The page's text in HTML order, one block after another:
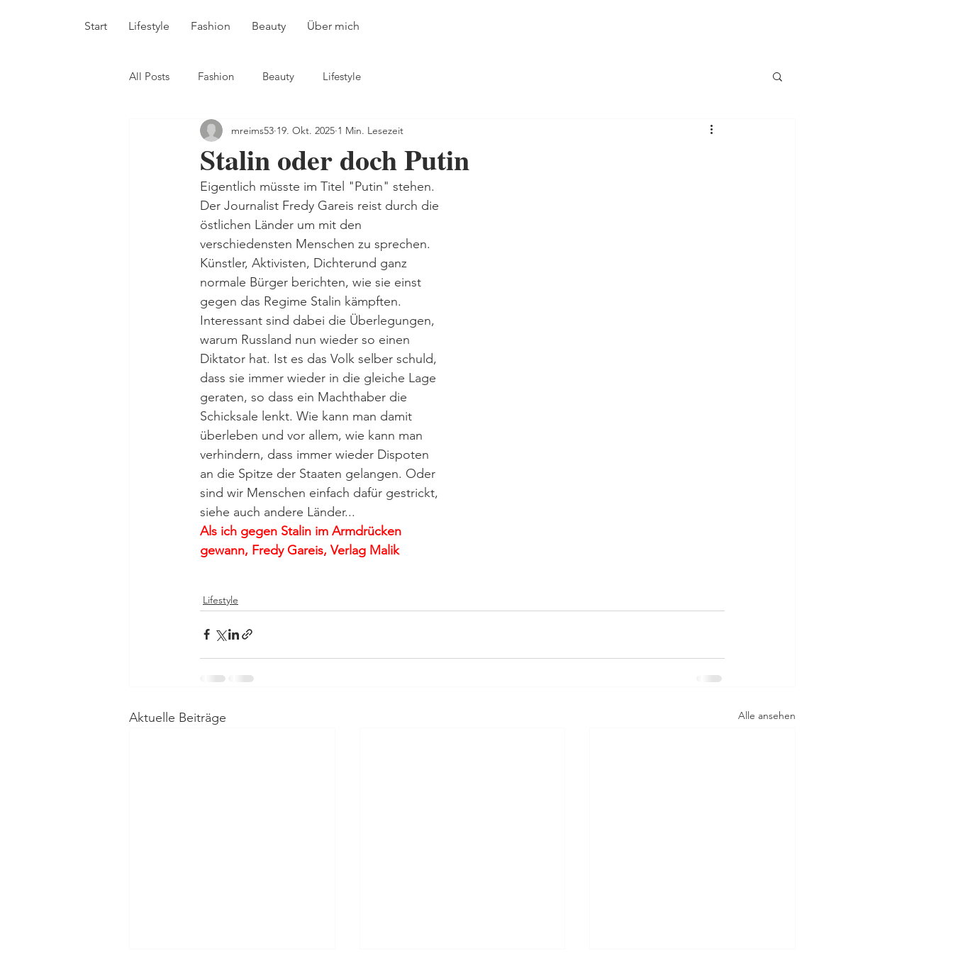
Start Lifestyle Fashion Beauty Über mich
All Posts Fashion Beauty Lifestyle
Stalin oder doch Putin
mreims53 19. Okt. 2025 1 Min. Lesezeit
Eigentlich müsste im Titel "Putin" stehen.
Der Journalist Fredy Gareis reist durch die
östlichen Länder um mit den
verschiedensten Menschen zu sprechen.
Künstler, Aktivisten, Dichterund ganz
normale Bürger berichten, wie sie einst
gegen das Regime Stalin kämpften.
Interessant sind dabei die Überlegungen,
warum Russland nun wieder so einen
Diktator hat. Ist es das Volk selber schuld,
dass sie immer wieder in die gleiche Lage
geraten, so dass ein Machthaber die
Schicksale lenkt. Wie kann man damit
überleben und vor allem, wie kann man
verhindern, dass immer wieder Dispoten
an die Spitze der Staaten gelangen. Oder
sind wir Menschen einfach dafür gestrickt,
siehe auch andere Länder...
Als ich gegen Stalin im Armdrücken
gewann, Fredy Gareis, Verlag Malik
Lifestyle
Aktuelle Beiträge Alle ansehen